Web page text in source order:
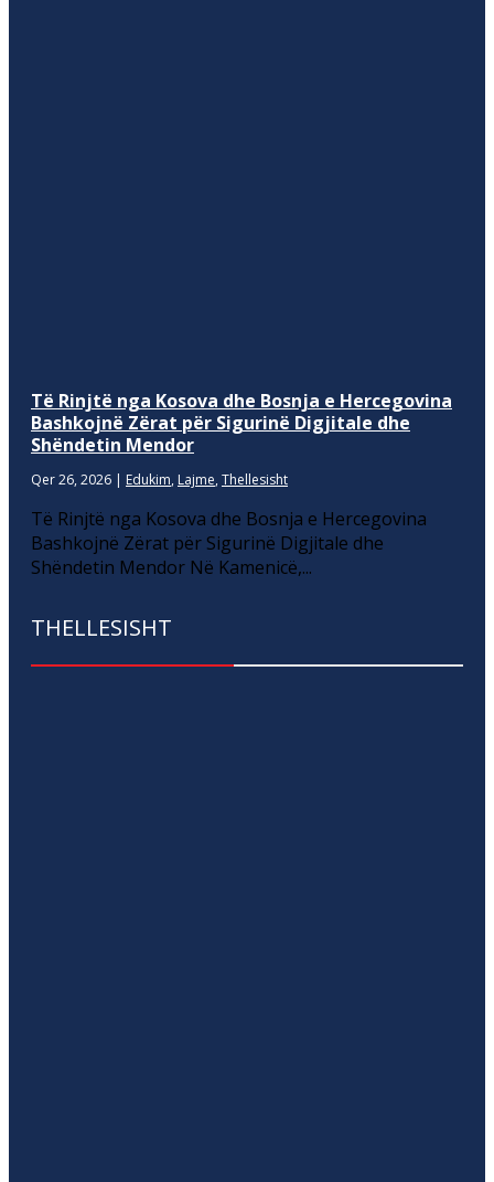
Të Rinjtë nga Kosova dhe Bosnja e Hercegovina
Bashkojnë Zërat për Sigurinë Digjitale dhe
Shëndetin Mendor
Qer 26, 2026 | Edukim, Lajme, Thellesisht
Të Rinjtë nga Kosova dhe Bosnja e Hercegovina
Bashkojnë Zërat për Sigurinë Digjitale dhe
Shëndetin Mendor Në Kamenicë,...
THELLESISHT